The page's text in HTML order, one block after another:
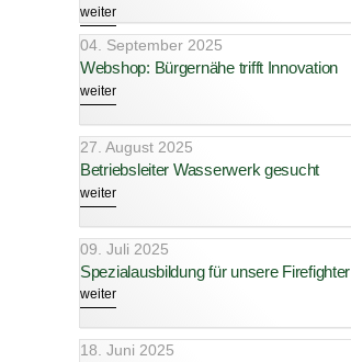
weiter
04. September 2025
Webshop: Bürgernähe trifft Innovation
weiter
27. August 2025
Betriebsleiter Wasserwerk gesucht
weiter
09. Juli 2025
Spezialausbildung für unsere Firefighter
weiter
18. Juni 2025